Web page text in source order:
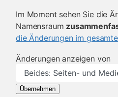
Im Moment sehen Sie die
Namensraum
die Änderungen im
Änderungen anzeigen von
Übernehmen